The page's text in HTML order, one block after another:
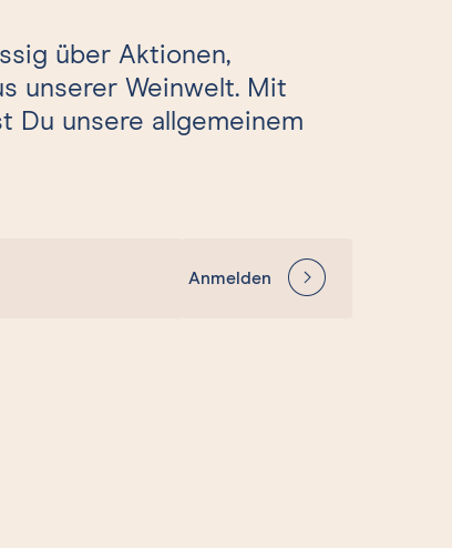
über Aktionen,
unserer Weinwelt. Mit
Du unsere allgemeinem
Anmelden